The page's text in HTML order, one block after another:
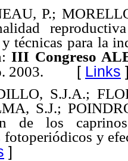
P.;
técnicas para la
III Congreso
2003. [ Links
S.J.A.;
S.J.;
de los
fotoperiódicos y
]